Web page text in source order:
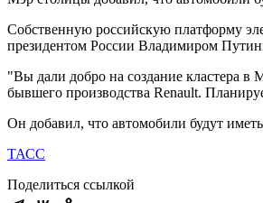
Собственную российскую платформу
президентом России Владимиром
"Вы дали добро на создание кластера
бывшего производства Renault.
Он добавил, что автомобили будут
ТАСС
Поделиться ссылкой